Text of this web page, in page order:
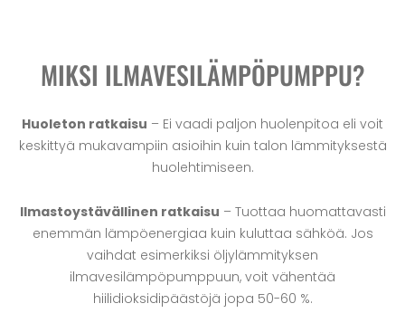
MIKSI ILMAVESILÄMPÖPUMPPU?
Huoleton ratkaisu – Ei vaadi paljon huolenpitoa eli voit
keskittyä mukavampiin asioihin kuin talon lämmityksestä
huolehtimiseen.
Ilmastoystävällinen ratkaisu – Tuottaa huomattavasti
enemmän lämpöenergiaa kuin kuluttaa sähköä. Jos
vaihdat esimerkiksi öljylämmityksen
ilmavesilämpöpumppuun, voit vähentää
hiilidioksidipäästöjä jopa 50-60 %.